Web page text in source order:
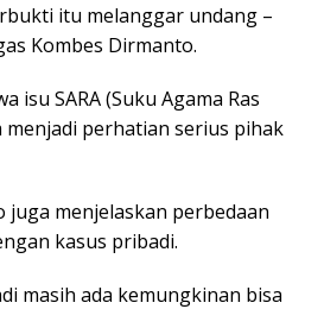
itu melanggar undang –
Kombes Dirmanto.
isu SARA (Suku Agama Ras
perhatian serius pihak
juga menjelaskan perbedaan
kasus pribadi.
masih ada kemungkinan bisa